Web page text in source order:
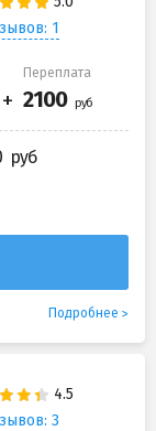
1
Переплата
Подробнее
3